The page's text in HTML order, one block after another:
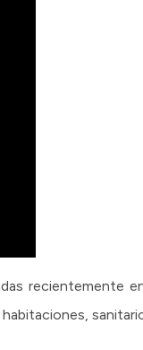
recientemente